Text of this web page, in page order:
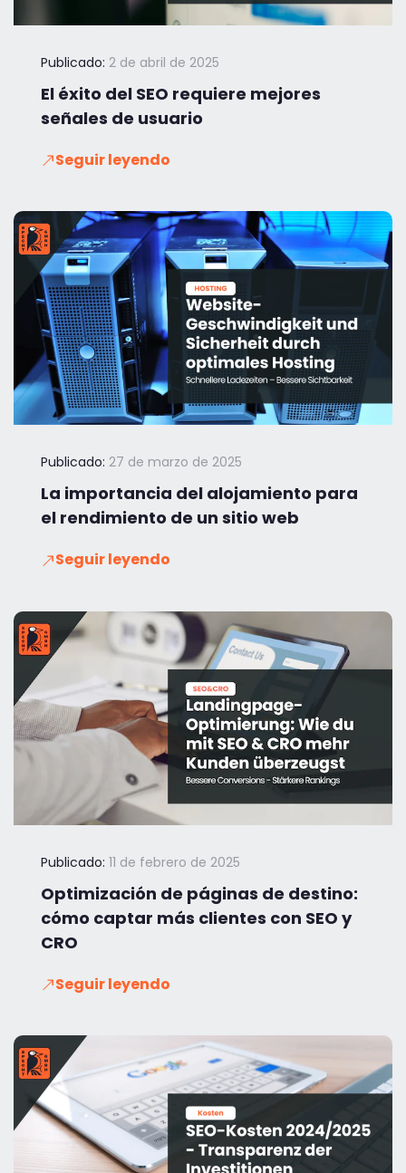
Publicado: 2 de abril de 2025
El éxito del SEO requiere mejores
señales de usuario
Seguir leyendo
Publicado: 27 de marzo de 2025
La importancia del alojamiento para
el rendimiento de un sitio web
Seguir leyendo
Publicado: 11 de febrero de 2025
Optimización de páginas de destino:
cómo captar más clientes con SEO y
CRO
Seguir leyendo